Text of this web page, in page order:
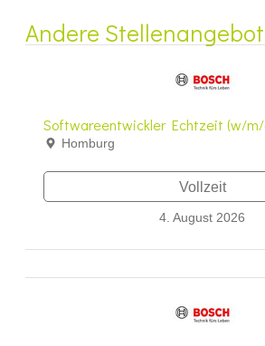
Andere
Softwareentwickler Echtzeit (w/m/
Homburg
Vollzeit
4. August 2026